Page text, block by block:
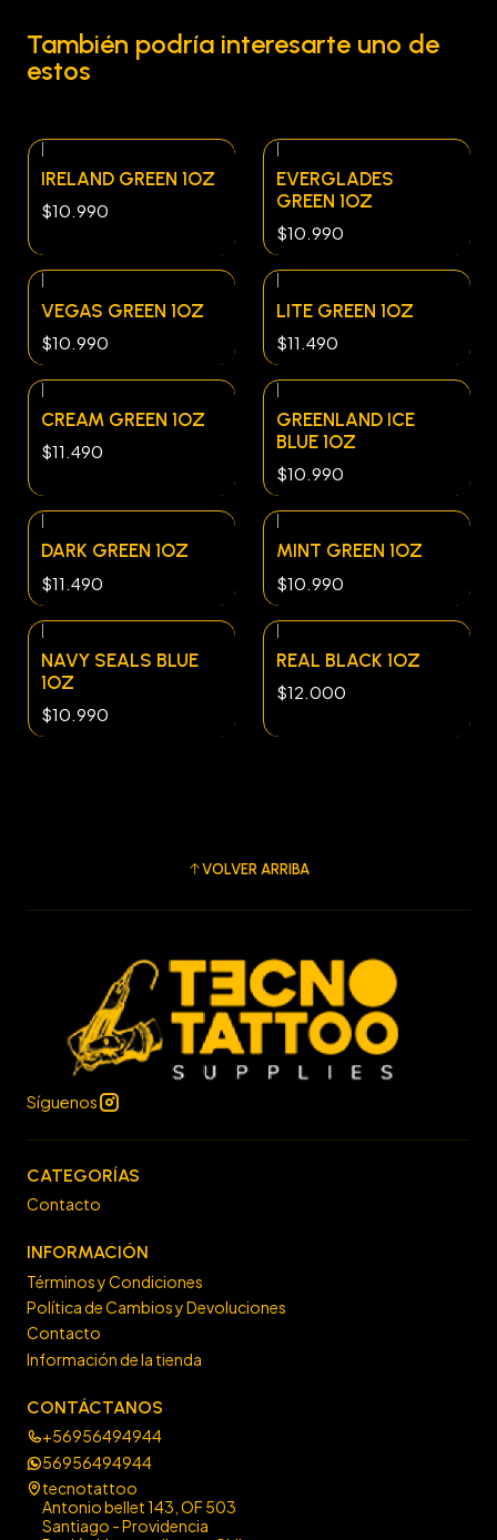
También podría interesarte uno de
estos
IRELAND GREEN 1OZ
$10.990
EVERGLADES
GREEN 1OZ
$10.990
VEGAS GREEN 1OZ
$10.990
LITE GREEN 1OZ
$11.490
CREAM GREEN 1OZ
$11.490
GREENLAND ICE
BLUE 1OZ
$10.990
DARK GREEN 1OZ
$11.490
MINT GREEN 1OZ
$10.990
|
NAVY SEALS BLUE
1OZ
$10.990
|
REAL BLACK 1OZ
$12.000
VOLVER ARRIBA
Síguenos
CATEGORÍAS
Contacto
INFORMACIÓN
Términos y Condiciones
Política de Cambios y Devoluciones
Contacto
Información de la tienda
CONTÁCTANOS
+56956494944
56956494944
tecnotattoo
Antonio bellet 143, OF 503
Santiago - Providencia